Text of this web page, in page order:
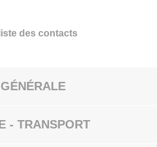
des contacts
- TRANSPORT